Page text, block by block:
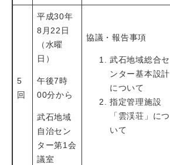
5
回
平成30年
8月22日
（水曜
日）
午後7時
00分から
武石地域
自治セン
ター第1会
議室
協議・報告事項
武石地域総合セ
ンター基本設計
について
指定管理施設
「雲渓荘」につ
いて